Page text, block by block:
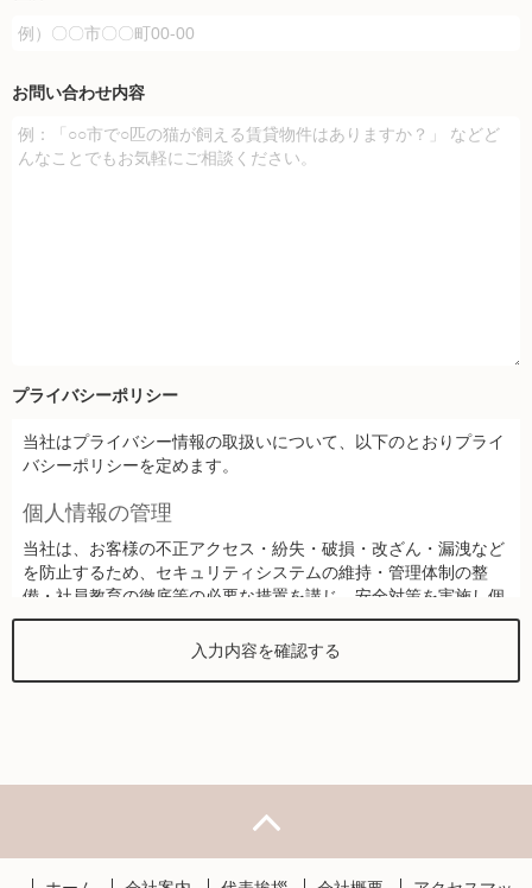
お問い合わせ内容
プライバシーポリシー
当社はプライバシー情報の取扱いについて、以下のとおりプライ
バシーポリシーを定めます。
個人情報の管理
当社は、お客様の不正アクセス・紛失・破損・改ざん・漏洩など
を防止するため、セキュリティシステムの維持・管理体制の整
備・社員教育の徹底等の必要な措置を講じ、安全対策を実施し個
人情報の厳重な管理を行ないます。
個人情報の利用目的
当社は、お客様よりお預かりした個人情報を適切に管理し、次の
いずれかに該当する場合を除き、個人情報を第三者に開示いたし
ません。